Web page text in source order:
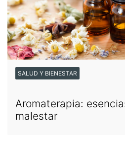
SALUD Y BIENESTAR
Aromaterapia:
malestar